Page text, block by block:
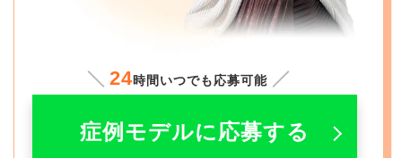
24時間いつでも応募可能
症例モデルに応募する